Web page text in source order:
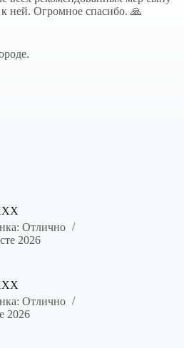
ней. Огромное спасибо. 🙏
Отлично
2026
Отлично
2026